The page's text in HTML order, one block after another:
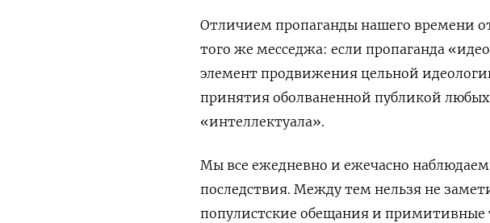
Отличием пропаганды нашего времени
того же месседжа: если пропаганда
элемент продвижения цельной
принятия оболваненной публикой
«интеллектуала».
Мы все ежедневно и ежечасно
последствия. Между тем нельзя не
популистские обещания и примитивные